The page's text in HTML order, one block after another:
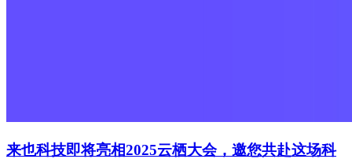
来也科技即将亮相2025云栖大会，邀您共赴这场科